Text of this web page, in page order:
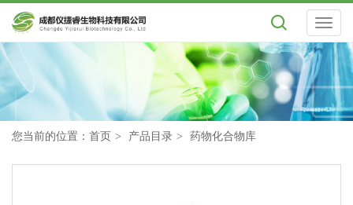
Toggle
您当前的位置： 首页 产品目录 药物化合物库